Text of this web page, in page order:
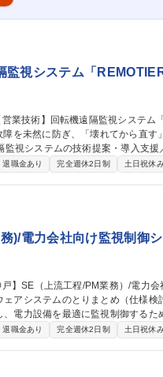
監視システム「
を未然に防ぎ、「壊れてから直
術連携 ■他社アライアンス構築・新
退職金あり 完全週休2日制 土日祝休
)/電力会社向け監視制御
アシステムのとりまとめ（仕様検
力設備を最適に監視制御するための
様検討 ・関係技術部門と連携した
退職金あり 完全週休2日制 土日祝休